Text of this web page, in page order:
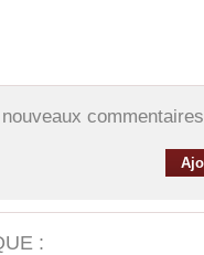
commentaires
: